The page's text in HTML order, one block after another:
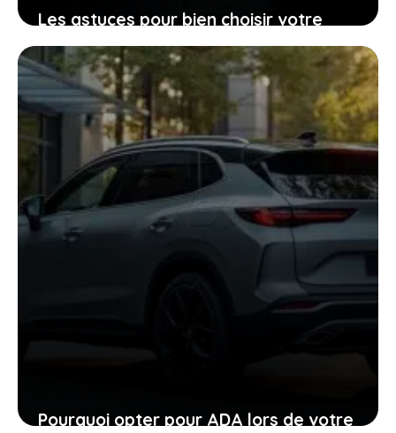
Les astuces pour bien choisir votre
Peugeot 206 d’occasion grâce à sa
fiche technique
25 janvier 2026
Pourquoi opter pour ADA lors de votre